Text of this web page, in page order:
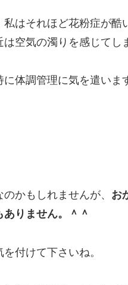
私はそれほど花粉症が
空気の濁りを感じてし
体調管理に気を遣いま
かもしれませんが、 お
りません。＾＾
付けて下さいね。